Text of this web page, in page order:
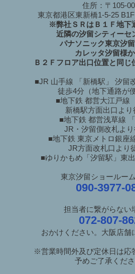
住所：〒105-
東京都港区東新橋1-5-25 B1F
※弊社ＳＲはＢ１Ｆ地下
近隣の汐留シティーセ
パナソニック東京汐留
カレッタ汐留様
Ｂ２Ｆフロア出口位置と同じ
■JR 山手線 「新橋駅」 汐留
徒歩4分（地下通路が
■地下鉄 都営大江戸線
新橋駅方面出口より
■地下鉄 都営浅草線 「
JR・汐留側改札よ
■地下鉄 東京メトロ銀座
JR方面改札口より
■ゆりかもめ「汐留駅」東
東京汐留ショールー
090-3977-
担当者に繋がらない
072-807-
おかけください。大阪店舗
※営業時間外及び定休日は応
予めご了承くださ